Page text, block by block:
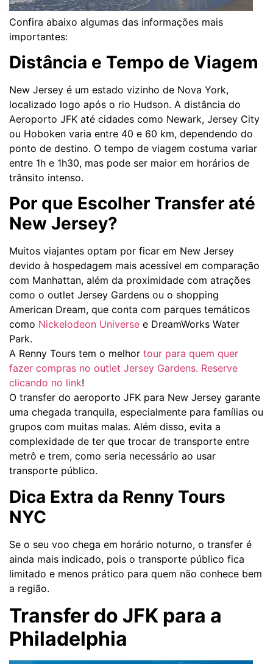
Confira abaixo algumas das informações mais
importantes:
Distância e Tempo de Viagem
New Jersey é um estado vizinho de Nova York,
localizado logo após o rio Hudson. A distância do
Aeroporto JFK até cidades como Newark, Jersey City
ou Hoboken varia entre 40 e 60 km, dependendo do
ponto de destino. O tempo de viagem costuma variar
entre 1h e 1h30, mas pode ser maior em horários de
trânsito intenso.
Por que Escolher Transfer até
New Jersey?
Muitos viajantes optam por ficar em New Jersey
devido à hospedagem mais acessível em comparação
com Manhattan, além da proximidade com atrações
como o outlet Jersey Gardens ou o shopping
American Dream, que conta com parques temáticos
como Nickelodeon Universe e DreamWorks Water
Park.
A Renny Tours tem o melhor tour para quem quer
fazer compras no outlet Jersey Gardens. Reserve
clicando no link!
O transfer do aeroporto JFK para New Jersey garante
uma chegada tranquila, especialmente para famílias ou
grupos com muitas malas. Além disso, evita a
complexidade de ter que trocar de transporte entre
metrô e trem, como seria necessário ao usar
transporte público.
Dica Extra da Renny Tours
NYC
Se o seu voo chega em horário noturno, o transfer é
ainda mais indicado, pois o transporte público fica
limitado e menos prático para quem não conhece bem
a região.
Transfer do JFK para a
Philadelphia